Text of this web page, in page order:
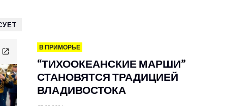
В ПРИМОРЬЕ
“ТИХООКЕАНСКИЕ МАРШИ”
СТАНОВЯТСЯ ТРАДИЦИЕЙ
ВЛАДИВОСТОКА